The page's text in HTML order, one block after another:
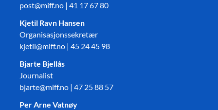
post@miff.no | 41 17 67 80
Kjetil Ravn Hansen
Organisasjonssekretær
kjetil@miff.no | 45 24 45 98
Bjarte Bjellås
Journalist
bjarte@miff.no | 47 25 88 57
Per Arne Vatnøy